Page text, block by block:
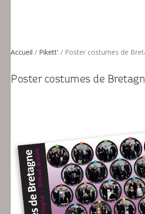
Accueil / Pikett' / Poster costumes de
Poster costumes de